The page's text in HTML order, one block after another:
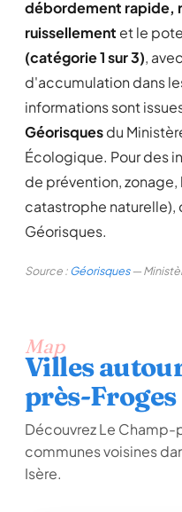
débordement rapide,
ruissellement et le
(catégorie 1 sur 3),
d'accumulation dans
informations sont
Géorisquesdu
Écologique. Pour des
de prévention,
catastrophe naturelle),
Géorisques.
Source :Géorisques—
Map
Villes
près-Froges
Découvrez Le
communes voisines
Isère.